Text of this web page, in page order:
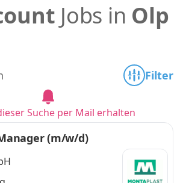
Jobs in Olp
Filter
Suche per Mail erhalten
(m/w/d)